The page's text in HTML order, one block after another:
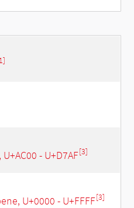
- U+D7AF[3]
U+0000 - U+FFFF[3]